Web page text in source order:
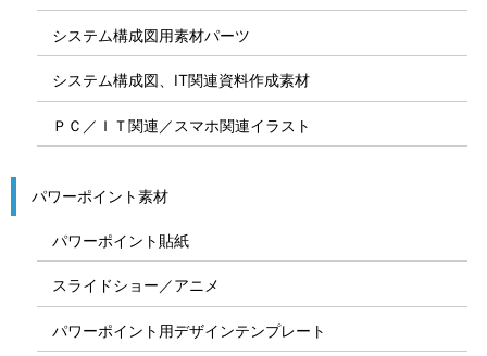
システム構成図用素材パーツ
システム構成図、IT関連資料作成素材
ＰＣ／ＩＴ関連／スマホ関連イラスト
パワーポイント素材
パワーポイント貼紙
スライドショー／アニメ
パワーポイント用デザインテンプレート